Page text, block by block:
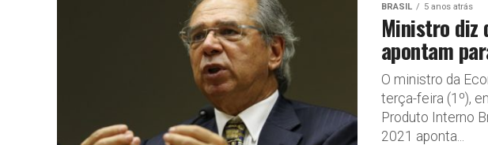
BRASIL 5 anos atrás
Ministro diz
apontam
O ministro da
terça-feira (1º),
Produto Interno
2021 aponta...